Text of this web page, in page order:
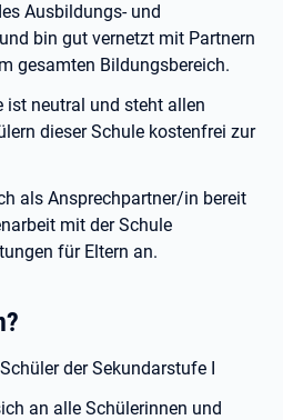
Ausbildungs- und
bin gut vernetzt mit Partnern
gesamten Bildungsbereich.
ist neutral und steht allen
dieser Schule kostenfrei zur
als Ansprechpartner/in bereit
mit der Schule
für Eltern an.
der Sekundarstufe I
an alle Schülerinnen und